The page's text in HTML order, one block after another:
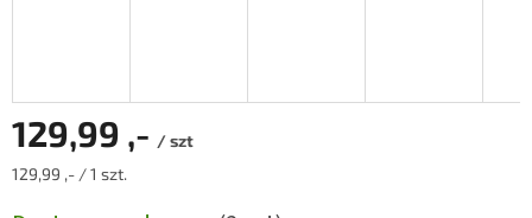
129,99 ,- / szt
Cena
129,99 ,- / 1 szt.